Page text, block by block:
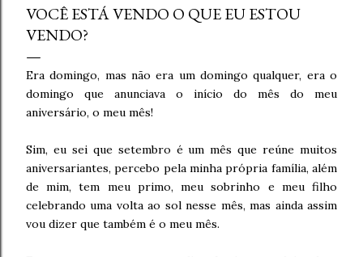
VOCÊ ESTÁ VENDO O QUE EU ESTOU
VENDO?
Era domingo, mas não era um domingo qualquer, era o
domingo que anunciava o início do mês do meu
aniversário, o meu mês!
Sim, eu sei que setembro é um mês que reúne muitos
aniversariantes, percebo pela minha própria família, além
de mim, tem meu primo, meu sobrinho e meu filho
celebrando uma volta ao sol nesse mês, mas ainda assim
vou dizer que também é o meu mês.